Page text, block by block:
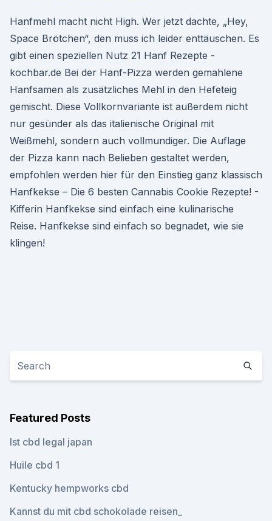
Hanfmehl macht nicht High. Wer jetzt dachte, „Hey,
Space Brötchen“, den muss ich leider enttäuschen. Es
gibt einen speziellen Nutz 21 Hanf Rezepte -
kochbar.de Bei der Hanf-Pizza werden gemahlene
Hanfsamen als zusätzliches Mehl in den Hefeteig
gemischt. Diese Vollkornvariante ist außerdem nicht
nur gesünder als das italienische Original mit
Weißmehl, sondern auch vollmundiger. Die Auflage
der Pizza kann nach Belieben gestaltet werden,
empfohlen werden hier für den Einstieg ganz klassisch
Hanfkekse – Die 6 besten Cannabis Cookie Rezepte! -
Kifferin Hanfkekse sind einfach eine kulinarische
Reise. Hanfkekse sind einfach so begnadet, wie sie
klingen!
Featured Posts
Ist cbd legal japan
Huile cbd 1
Kentucky hempworks cbd
Kannst du mit cbd schokolade reisen_